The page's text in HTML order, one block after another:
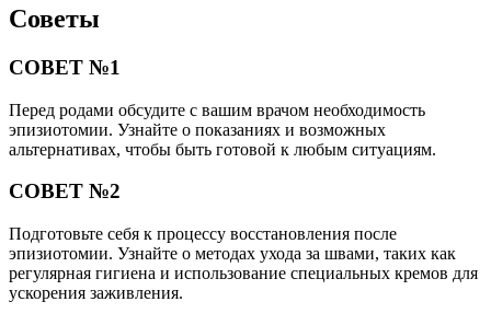
Советы
СОВЕТ №1
Перед родами обсудите с вашим врачом необходимость
эпизиотомии. Узнайте о показаниях и возможных
альтернативах, чтобы быть готовой к любым ситуациям.
СОВЕТ №2
Подготовьте себя к процессу восстановления после
эпизиотомии. Узнайте о методах ухода за швами, таких как
регулярная гигиена и использование специальных кремов для
ускорения заживления.